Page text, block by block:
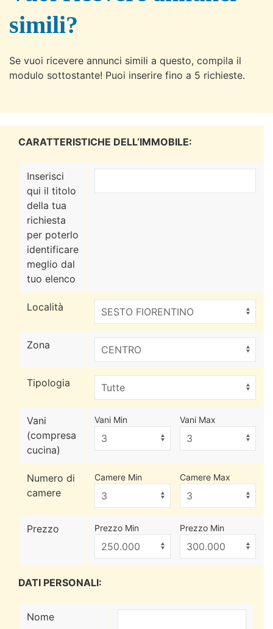
simili?
Se vuoi ricevere annunci simili a questo, compila il
modulo sottostante! Puoi inserire fino a 5 richieste.
CARATTERISTICHE DELL‘IMMOBILE:
Inserisci
qui il titolo
della tua
richiesta
per poterlo
identificare
meglio dal
tuo elenco
Località
Zona
Tipologia
Vani
(compresa
cucina)
Vani Min Vani Max
Numero di
camere
Camere Min Camere Max
Prezzo Prezzo Min Prezzo Min
DATI PERSONALI:
Nome